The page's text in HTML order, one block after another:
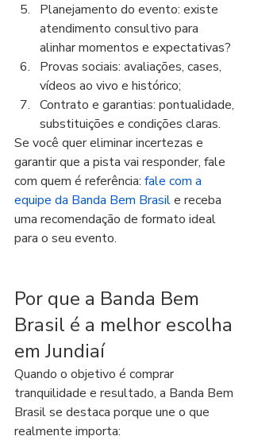
Planejamento do evento: existe
atendimento consultivo para
alinhar momentos e expectativas?
Provas sociais: avaliações, cases,
vídeos ao vivo e histórico;
Contrato e garantias: pontualidade,
substituições e condições claras.
Se você quer eliminar incertezas e
garantir que a pista vai responder, fale
com quem é referência: fale com a
equipe da Banda Bem Brasil e receba
uma recomendação de formato ideal
para o seu evento.
Por que a Banda Bem
Brasil é a melhor escolha
em Jundiaí
Quando o objetivo é comprar
tranquilidade e resultado, a Banda Bem
Brasil se destaca porque une o que
realmente importa: